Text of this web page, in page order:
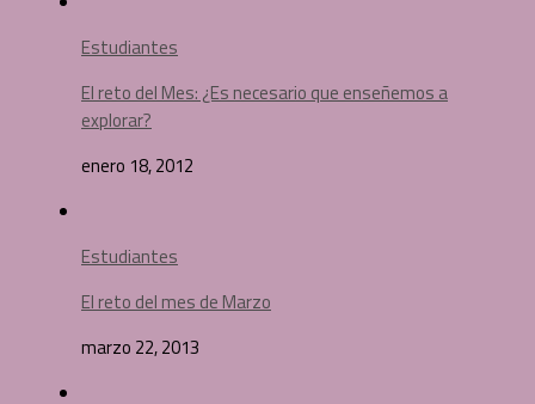
Estudiantes
El reto del Mes: ¿Es necesario que enseñemos a
explorar?
enero 18, 2012
Estudiantes
El reto del mes de Marzo
marzo 22, 2013